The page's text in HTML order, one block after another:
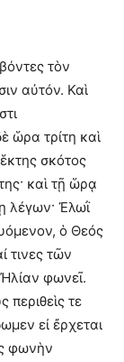
τὸν
αὐτόν. Καὶ
ὥρα τρίτη καὶ
σκότος
καὶ τῇ ὥρᾳ
λέγων· Ἐλωῒ
ὁ Θεός
τινες τῶν
φωνεῖ.
περιθεὶς τε
εἰ ἔρχεται
φωνὴν